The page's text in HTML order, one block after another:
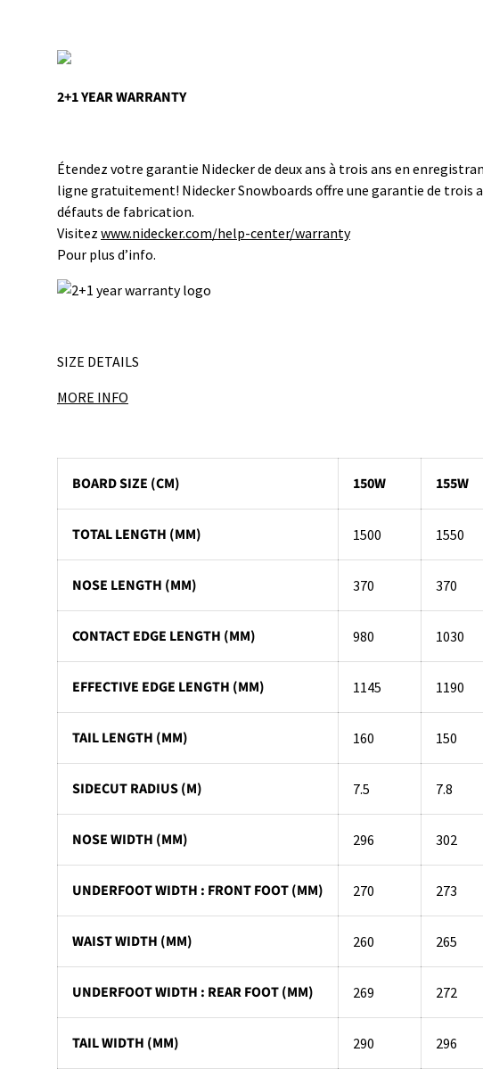
2+1 YEAR WARRANTY
Étendez votre garantie Nidecker de deux ans à trois ans en
ligne gratuitement! Nidecker Snowboards offre une garantie de trois
défauts de fabrication.
Visitez www.nidecker.com/help-center/warranty
Pour plus d’info.
SIZE DETAILS
MORE INFO
BOARD SIZE (CM) 150W 155W
TOTAL LENGTH (MM) 1500 1550
NOSE LENGTH (MM) 370 370
CONTACT EDGE LENGTH (MM) 980 1030
EFFECTIVE EDGE LENGTH (MM) 1145 1190
TAIL LENGTH (MM) 160 150
SIDECUT RADIUS (M) 7.5 7.8
NOSE WIDTH (MM) 296 302
UNDERFOOT WIDTH : FRONT FOOT (MM) 270 273
WAIST WIDTH (MM) 260 265
UNDERFOOT WIDTH : REAR FOOT (MM) 269 272
TAIL WIDTH (MM) 290 296